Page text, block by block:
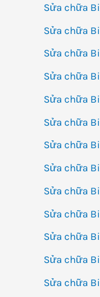
Sửa chữa
Sửa chữa
Sửa chữa
Sửa chữa
Sửa chữa
Sửa chữa
Sửa chữa
Sửa chữa
Sửa chữa
Sửa chữa
Sửa chữa
Sửa chữa
Sửa chữa